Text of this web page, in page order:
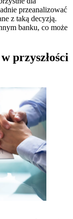
przeanalizować
z taką decyzją.
banku, co może
przyszłości